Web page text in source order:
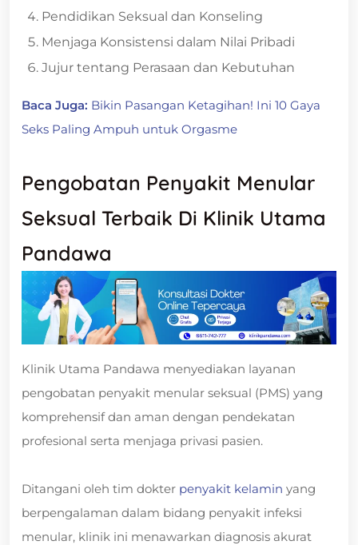
Pendidikan Seksual dan Konseling
Menjaga Konsistensi dalam Nilai Pribadi
Jujur tentang Perasaan dan Kebutuhan
Baca Juga: Bikin Pasangan Ketagihan! Ini 10 Gaya
Seks Paling Ampuh untuk Orgasme
Pengobatan Penyakit Menular
Seksual Terbaik Di Klinik Utama
Pandawa
Klinik Utama Pandawa menyediakan layanan
pengobatan penyakit menular seksual (PMS) yang
komprehensif dan aman dengan pendekatan
profesional serta menjaga privasi pasien.
Ditangani oleh tim dokter penyakit kelamin yang
berpengalaman dalam bidang penyakit infeksi
menular, klinik ini menawarkan diagnosis akurat